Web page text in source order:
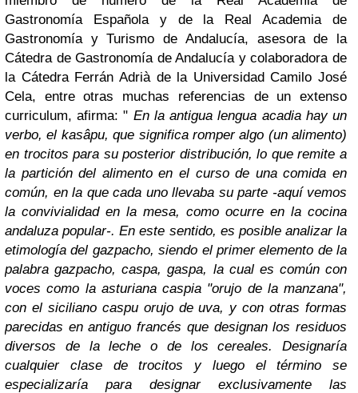
Gastronomía Española y de la Real Academia de
Gastronomía y Turismo de Andalucía, asesora de la
Cátedra de Gastronomía de Andalucía y colaboradora de
la Cátedra Ferrán Adrià de la Universidad Camilo José
Cela, entre otras muchas referencias de un extenso
curriculum, afirma: " En la antigua lengua acadia hay un
verbo, el kasâpu, que significa romper algo (un alimento)
en trocitos para su posterior distribución, lo que remite a
la partición del alimento en el curso de una comida en
común, en la que cada uno llevaba su parte -aquí vemos
la convivialidad en la mesa, como ocurre en la cocina
andaluza popular-. En este sentido, es posible analizar la
etimología del gazpacho, siendo el primer elemento de la
palabra gazpacho, caspa, gaspa, la cual es común con
voces como la asturiana caspia "orujo de la manzana",
con el siciliano caspu orujo de uva, y con otras formas
parecidas en antiguo francés que designan los residuos
diversos de la leche o de los cereales. Designaría
cualquier clase de trocitos y luego el término se
especializaría para designar exclusivamente las